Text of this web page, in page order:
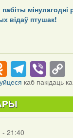
мінулагодні
відаў птушак!
Viber
каб пакідаць
21:40